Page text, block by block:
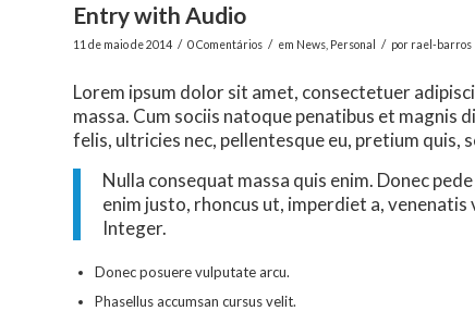
Entry with Audio
11 de maio de 2014 / 0 Comentários / em News Personal / por rael-barros
Lorem ipsum dolor sit amet, consectetuer
massa. Cum sociis natoque penatibus et magnis
felis, ultricies nec, pellentesque eu, pretium quis,
Nulla consequat massa quis enim. Donec
enim justo, rhoncus ut, imperdiet a,
Integer.
Donec posuere vulputate arcu.
Phasellus accumsan cursus velit.